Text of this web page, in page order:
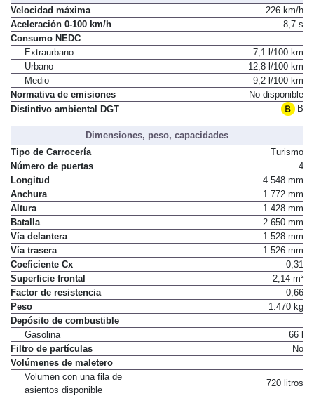
Velocidad máxima
226 km/h
Aceleración 0-100 km/h
8,7 s
Consumo NEDC
Extraurbano
7,1 l/100 km
Urbano
12,8 l/100 km
Medio
9,2 l/100 km
Normativa de emisiones
No disponible
Distintivo ambiental DGT
B
Dimensiones, peso, capacidades
Tipo de Carrocería
Turismo
Número de puertas
4
Longitud
4.548 mm
Anchura
1.772 mm
Altura
1.428 mm
Batalla
2.650 mm
Vía delantera
1.528 mm
Vía trasera
1.526 mm
Coeficiente Cx
0,31
Superficie frontal
2,14 m²
Factor de resistencia
0,66
Peso
1.470 kg
Depósito de combustible
Gasolina
66 l
Filtro de partículas
No
Volúmenes de maletero
Volumen con una fila de
asientos disponible
720 litros